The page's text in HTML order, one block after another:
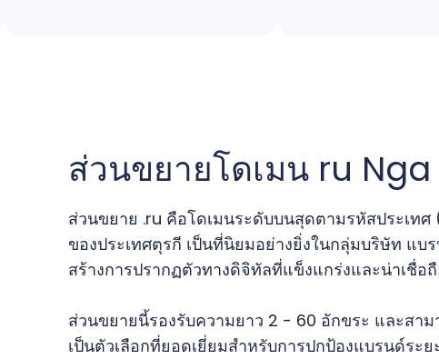
ส่วนขยายโดเมน ru Nga
ส่วนขยาย .ru คือโดเมนระดับบนสุดตามรหัสประเทศ
ของประเทศตุรกี เป็นที่นิยมอย่างยิ่งในกลุ่มบริษัท แบ
สร้างการปรากฏตัวทางดิจิทัลที่แข็งแกร่งและน่าเชื่อ
ส่วนขยายนี้รองรับความยาว 2 - 60 อักขระ และสาม
เป็นตัวเลือกที่ยอดเยี่ยมสำหรับการปกป้องแบรนด์ระ